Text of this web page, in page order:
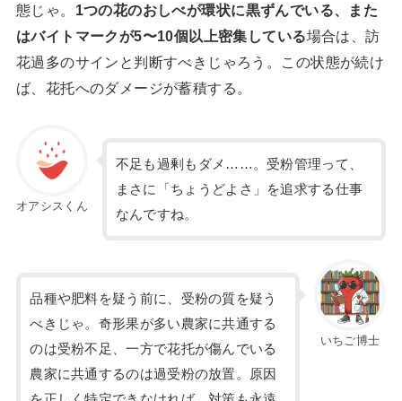
態じゃ。 1つの花のおしべが環状に黒ずんでいる、また
はバイトマークが5〜10個以上密集している場合は、訪
花過多のサインと判断すべきじゃろう。この状態が続け
ば、花托へのダメージが蓄積する。
オアシスくん
不足も過剰もダメ……。受粉管理って、
まさに「ちょうどよさ」を追求する仕事
なんですね。
いちご博士
品種や肥料を疑う前に、受粉の質を疑う
べきじゃ。奇形果が多い農家に共通する
のは受粉不足、一方で花托が傷んでいる
農家に共通するのは過受粉の放置。原因